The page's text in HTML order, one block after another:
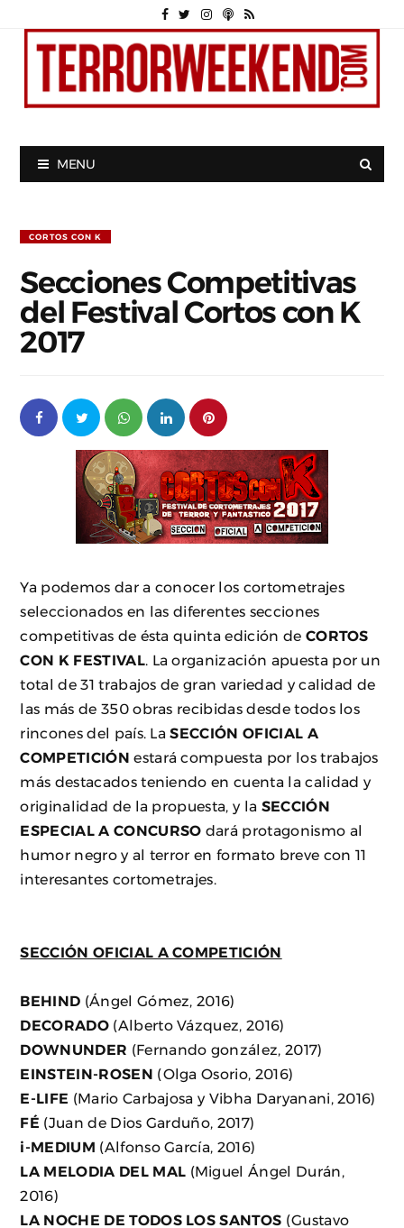
MENU
CORTOS CON K
Secciones Competitivas
del Festival Cortos con K
2017
Ya podemos dar a conocer los cortometrajes
seleccionados en las diferentes secciones
competitivas de ésta quinta edición de CORTOS
CON K FESTIVAL. La organización apuesta por un
total de 31 trabajos de gran variedad y calidad de
las más de 350 obras recibidas desde todos los
rincones del país. LaSECCIÓN OFICIAL A
COMPETICIÓN estará compuesta por los trabajos
más destacados teniendo en cuenta la calidad y
originalidad de la propuesta, y la SECCIÓN
ESPECIAL A CONCURSO dará protagonismo al
humor negro y al terror en formato breve con 11
interesantes cortometrajes.
SECCIÓN OFICIAL A COMPETICIÓN
BEHIND (Ángel Gómez, 2016)
DECORADO (Alberto Vázquez, 2016)
DOWNUNDER (Fernando gonzález, 2017)
EINSTEIN-ROSEN (Olga Osorio, 2016)
E-LIFE (Mario Carbajosa y Vibha Daryanani, 2016)
FÉ (Juan de Dios Garduño, 2017)
i-MEDIUM (Alfonso García, 2016)
LA MELODIA DEL MAL (Miguel Ángel Durán,
2016)
LA NOCHE DE TODOS LOS SANTOS (Gustavo